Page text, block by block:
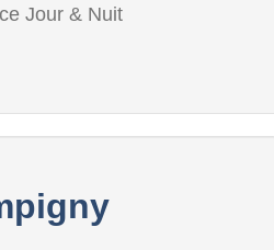
Jour & Nuit